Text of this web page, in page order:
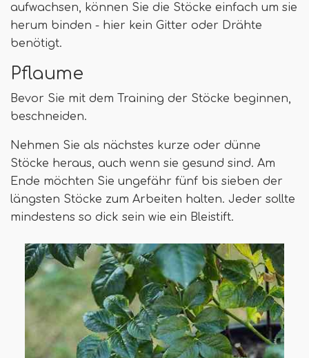
aufwachsen, können Sie die Stöcke einfach um sie
herum binden - hier kein Gitter oder Drähte
benötigt.
Pflaume
Bevor Sie mit dem Training der Stöcke beginnen,
beschneiden.
Nehmen Sie als nächstes kurze oder dünne
Stöcke heraus, auch wenn sie gesund sind. Am
Ende möchten Sie ungefähr fünf bis sieben der
längsten Stöcke zum Arbeiten halten. Jeder sollte
mindestens so dick sein wie ein Bleistift.